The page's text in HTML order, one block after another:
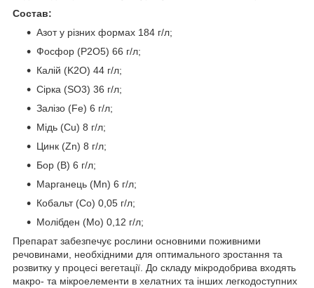
Cостав:
Азот у різних формах 184 г/л;
Фосфор (P2O5) 66 г/л;
Калій (K2O) 44 г/л;
Сірка (SO3) 36 г/л;
Залізо (Fe) 6 г/л;
Мідь (Cu) 8 г/л;
Цинк (Zn) 8 г/л;
Бор (B) 6 г/л;
Марганець (Mn) 6 г/л;
Кобальт (Co) 0,05 г/л;
Молібден (Mo) 0,12 г/л;
Препарат забезпечує рослини основними поживними
речовинами, необхідними для оптимального зростання та
розвитку у процесі вегетації. До складу мікродобрива входять
макро- та мікроелементи в хелатних та інших легкодоступних